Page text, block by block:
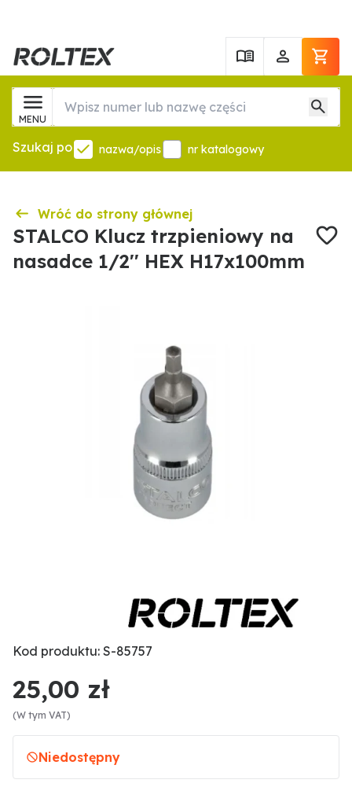
MENU
Szukaj po nazwa/opis nr katalogowy
Wróć do strony głównej
STALCO Klucz trzpieniowy na
nasadce 1/2'' HEX H17x100mm
Kod produktu: S-85757
25,00 zł
(W tym VAT)
Niedostępny